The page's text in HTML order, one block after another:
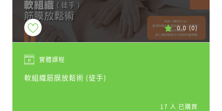
0.0 (0)
實體課程
軟組織筋膜放鬆術 (徒手)
17 人 已購買